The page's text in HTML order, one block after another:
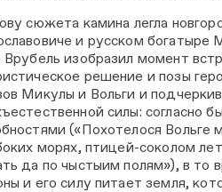
сюжета камина легла
и русском богатыре
Врубель изобразил момент
решение и позы
Микулы и Вольги и
силы: согласно
(«Похотелося
морях, птицей-соколом
да по чыстыим полям»), в то
и его силу питает земля,